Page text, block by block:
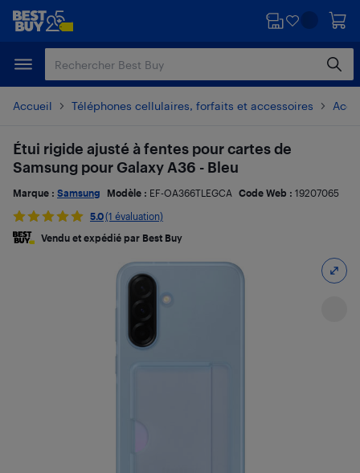
Passer
principal
Passer
Accueil Téléphones cellulaires, forfaits et accessoires
Étui rigide ajusté à fentes pour cartes de
Samsung pour Galaxy A36 - Bleu
Marque : Samsung Modèle : EF-OA366TLEGCA Code Web : 19207065
5.0(1 évaluation)
Vendu et expédié par Best Buy